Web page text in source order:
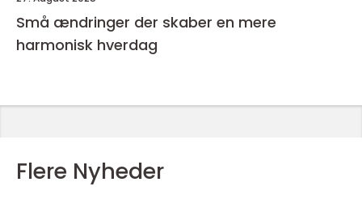
Små ændringer der skaber en mere
harmonisk hverdag
Flere Nyheder